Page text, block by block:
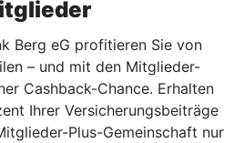
Berg eG profitieren Sie von
– und mit den Mitglieder-
Cashback-Chance. Erhalten
Ihrer Versicherungsbeiträge
Plus-Gemeinschaft nur